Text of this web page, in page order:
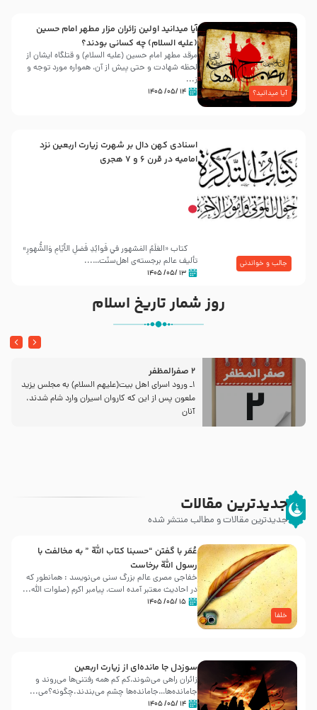
آیا میدانید؟
آیا میدانید اولین زائران مزار مطهر امام حسین
(علیه السلام) چه کسانی بودند؟
مرقد مطهر امام حسین (علیه السلام) و قتلگاه ایشان از
لحظه شهادت و حتی پیش از آن، همواره مورد توجه و
ز...
۱۴ /۰۵/ ۱۴۰۵
جالب و خواندنی
اسنادی کهن دال بر شهرت زیارت اربعین نزد
امامیه در قرن ۶ و ۷ هجری
کتاب «العَلَمُ المَشهور في فَوائِدِ فَضلِ الأيّامِ وَالشُّهورِ»
تألیف عالم برجسته‌ی اهل‌سنّت…...
۱۳ /۰۵/ ۱۴۰۵
روز شمار تاریخ اسلام
2 صفرالمظفر
1ـ ورود اسراى اهل بیت‌(علیهم السلام) به مجلس یزید
ملعون پس از این كه كاروان اسیران وارد شام شدند،
آنان
جدیدترین مقالات
جدیدترین مقالات و مطالب منتشر شده
خلفا
عُمَر با گفتن “حسبنا كتاب اللّه ” به مخالفت با
رسول اللّه برخاست
خفاجی مصری عالم بزرگ سنی می‌نویسد : همانطور که
در احادیث معتبر آمده است، پیامبر اکرم (صلوات اللّه...
۱۵ /۰۵/ ۱۴۰۵
سوزدل جا مانده‌ای از زیارت اربعین
زائران راهی می‌شوند،کم‌ کم همه رفتنی‌ها می‌روند و
جامانده‌ها…جامانده‌ها چشم می‌بندند.چگونه؟می‌...
۱۴ /۰۵/ ۱۴۰۵